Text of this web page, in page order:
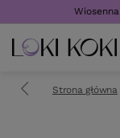
Strona główna